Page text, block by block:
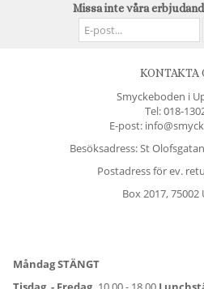
Missa inte våra
KONTAKTA
Smyckeboden i
Tel:018-
E-post:
Besöksadress: St
Postadress för ev.
Box 2017, 75002
Måndag STÄNGT